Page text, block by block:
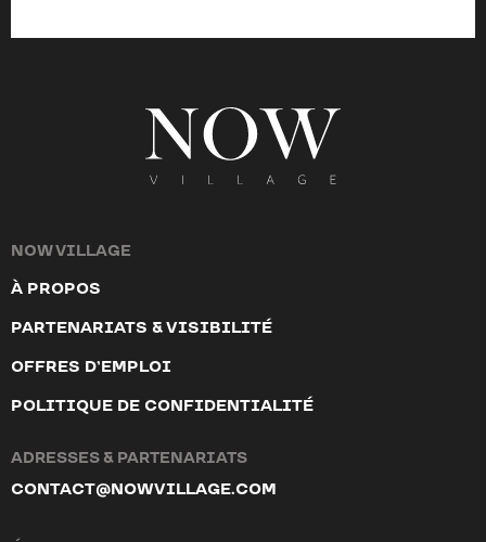
NOW VILLAGE
À PROPOS
PARTENARIATS & VISIBILITÉ
OFFRES D’EMPLOI
POLITIQUE DE CONFIDENTIALITÉ
ADRESSES & PARTENARIATS
CONTACT@NOWVILLAGE.COM